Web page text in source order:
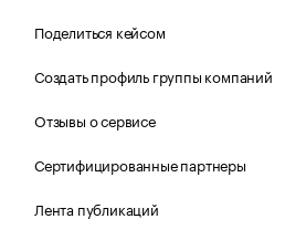
Поделиться кейсом
Создать профиль группы компаний
Отзывы о сервисе
Сертифицированные партнеры
Лента публикаций